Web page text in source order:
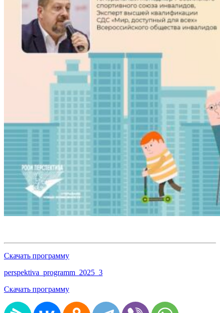
Скачать программу
perspektiva_programm_2025_3
Скачать программу